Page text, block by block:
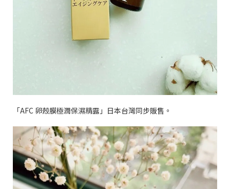
「AFC 卵殼膜極潤保濕精露」日本台灣同步販售。